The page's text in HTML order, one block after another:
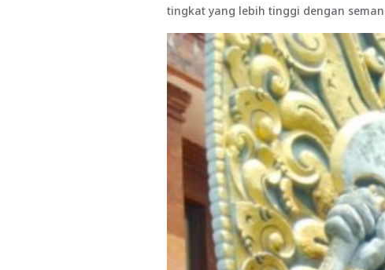
tingkat yang lebih tinggi dengan